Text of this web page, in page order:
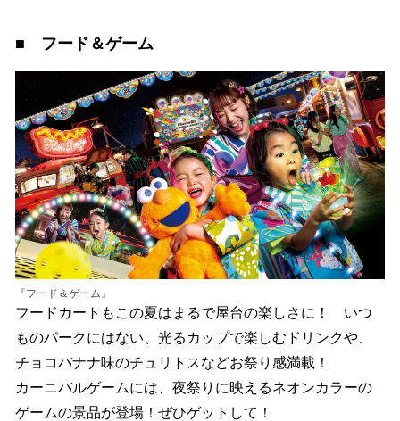
■ フード＆ゲーム
『フード＆ゲーム』
フードカートもこの夏はまるで屋台の楽しさに！ いつ
ものパークにはない、光るカップで楽しむドリンクや、
チョコバナナ味のチュリトスなどお祭り感満載！
カーニバルゲームには、夜祭りに映えるネオンカラーの
ゲームの景品が登場！ぜひゲットして！